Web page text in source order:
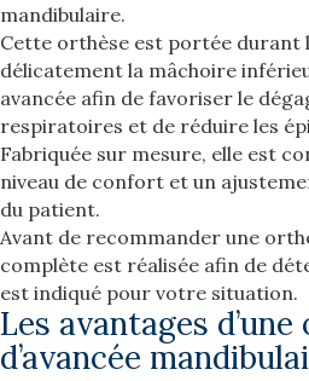
mandibulaire.
Cette orthèse est portée durant
délicatement la mâchoire
avancée afin de favoriser le
respiratoires et de réduire les
Fabriquée sur mesure, elle est
niveau de confort et un
du patient.
Avant de recommander une
complète est réalisée afin de
est indiqué pour votre situation.
Les avantages
d’avancée